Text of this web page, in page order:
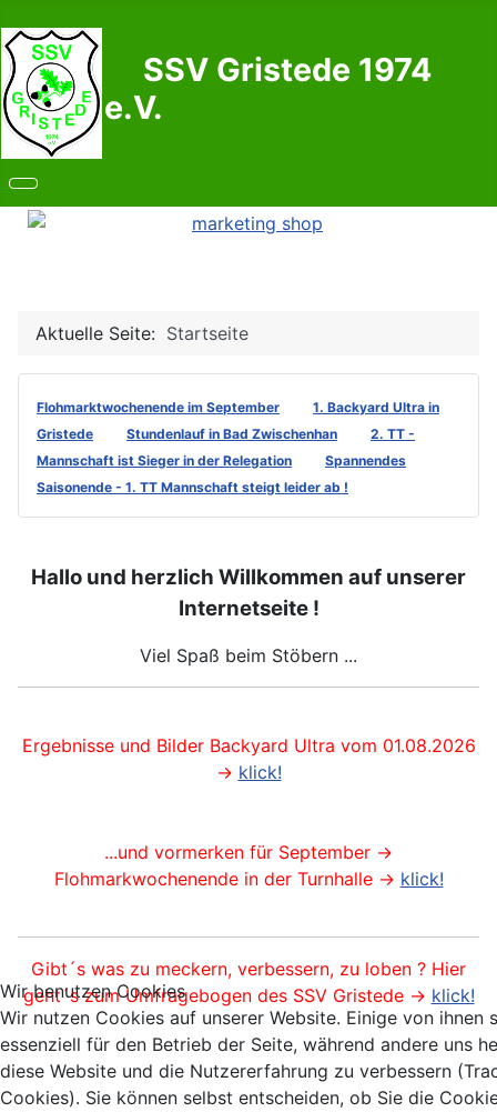
SSV Gristede 1974
e.V.
Aktuelle Seite: Startseite
Flohmarktwochenende im September
1. Backyard Ultra in
Gristede
Stundenlauf in Bad Zwischenhan
2. TT -
Mannschaft ist Sieger in der Relegation
Spannendes
Saisonende - 1. TT Mannschaft steigt leider ab !
Hallo und herzlich Willkommen auf unserer
Internetseite !
Viel Spaß beim Stöbern ...
Ergebnisse und Bilder Backyard Ultra vom 01.08.2026
-> klick!
...und vormerken für September ->
Flohmarkwochenende in der Turnhalle -> klick!
Gibt´s was zu meckern, verbessern, zu loben ? Hier
geht´s zum Umfragebogen des SSV Gristede -> klick!
Wir benutzen Cookies
Wir nutzen Cookies auf unserer Website. Einige von ihnen
essenziell für den Betrieb der Seite, während andere uns
diese Website und die Nutzererfahrung zu verbessern
Cookies). Sie können selbst entscheiden, ob Sie die